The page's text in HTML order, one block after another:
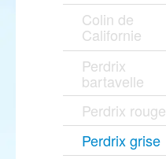
Colin de
Californie
Perdrix
bartavelle
Perdrix rouge
Perdrix grise